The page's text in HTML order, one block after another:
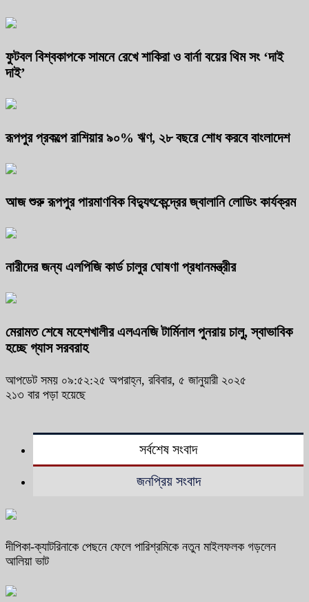
ফুটবল বিশ্বকাপকে সামনে রেখে শাকিরা ও বার্না বয়ের থিম সং ‘দাই
দাই’
রূপপুর প্রকল্পে রাশিয়ার ৯০% ঋণ, ২৮ বছরে শোধ করবে বাংলাদেশ
আজ শুরু রূপপুর পারমাণবিক বিদ্যুৎকেন্দ্রের জ্বালানি লোডিং কার্যক্রম
নারীদের জন্য এলপিজি কার্ড চালুর ঘোষণা প্রধানমন্ত্রীর
মেরামত শেষে মহেশখালীর এলএনজি টার্মিনাল পুনরায় চালু, স্বাভাবিক
হচ্ছে গ্যাস সরবরাহ
আপডেট সময় ০৯:৫২:২৫ অপরাহ্ন, রবিবার, ৫ জানুয়ারী ২০২৫
২১৩ বার পড়া হয়েছে
সর্বশেষ সংবাদ
জনপ্রিয় সংবাদ
দীপিকা-ক্যাটরিনাকে পেছনে ফেলে পারিশ্রমিকে নতুন মাইলফলক গড়লেন
আলিয়া ভাট